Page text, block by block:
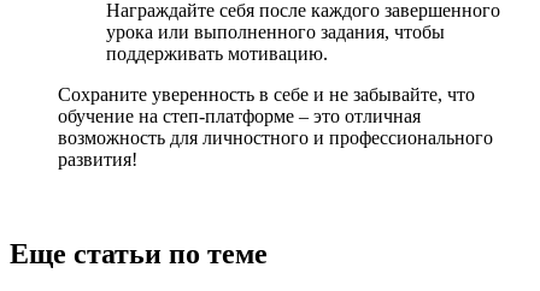
Награждайте себя после каждого завершенного
урока или выполненного задания, чтобы
поддерживать мотивацию.
Сохраните уверенность в себе и не забывайте, что
обучение на степ-платформе – это отличная
возможность для личностного и профессионального
развития!
Еще статьи по теме